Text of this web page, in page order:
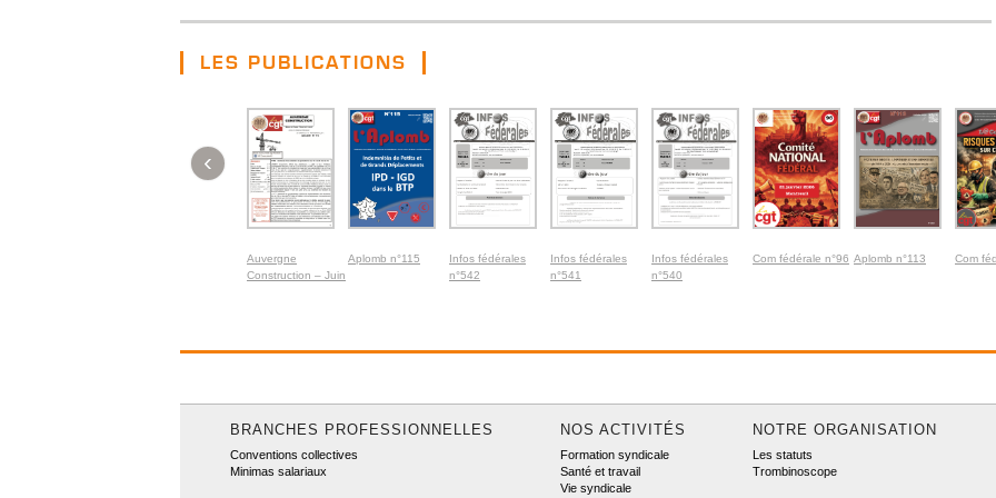
LES PUBLICATIONS
Auvergne
Construction – Juin
Aplomb n°115
Infos fédérales
n°542
Infos fédérales
n°541
Infos fédérales
n°540
Com fédérale n°96 Aplomb n°113 Com
‹
BRANCHES PROFESSIONNELLES
Conventions collectives
Minimas salariaux
NOS ACTIVITÉS
Formation syndicale
Santé et travail
Vie syndicale
NOTRE ORGANISATION
Les statuts
Trombinoscope